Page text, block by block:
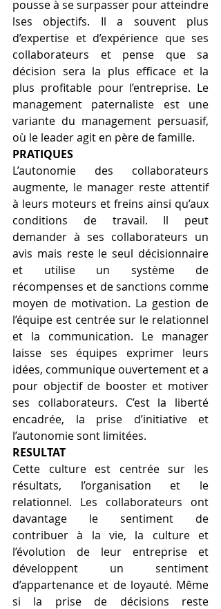
pousse à se surpasser pour atteindre
lses objectifs. Il a souvent plus
d’expertise et d’expérience que ses
collaborateurs et pense que sa
décision sera la plus efficace et la
plus profitable pour l’entreprise. Le
management paternaliste est une
variante du management persuasif,
où le leader agit en père de famille.
PRATIQUES
L’autonomie des collaborateurs
augmente, le manager reste attentif
à leurs moteurs et freins ainsi qu’aux
conditions de travail. Il peut
demander à ses collaborateurs un
avis mais reste le seul décisionnaire
et utilise un système de
récompenses et de sanctions comme
moyen de motivation. La gestion de
l’équipe est centrée sur le relationnel
et la communication. Le manager
laisse ses équipes exprimer leurs
idées, communique ouvertement et a
pour objectif de booster et motiver
ses collaborateurs. C’est la liberté
encadrée, la prise d’initiative et
l’autonomie sont limitées.
RESULTAT
Cette culture est centrée sur les
résultats, l’organisation et le
relationnel. Les collaborateurs ont
davantage le sentiment de
contribuer à la vie, la culture et
l’évolution de leur entreprise et
développent un sentiment
d’appartenance et de loyauté. Même
si la prise de décisions reste